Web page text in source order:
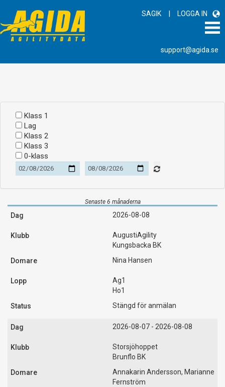
SAGIK | LOGGA IN
support@agida.se
Klass 1
Lag
Klass 2
Klass 3
0-klass
Senaste 6 månaderna
2026-08-08
AugustiAgility
Kungsbacka BK
Nina Hansen
Ag1
Ho1
Stängd för anmälan
2026-08-07 - 2026-08-08
Storsjöhoppet
Brunflo BK
Annakarin Andersson, Marianne
Fernström